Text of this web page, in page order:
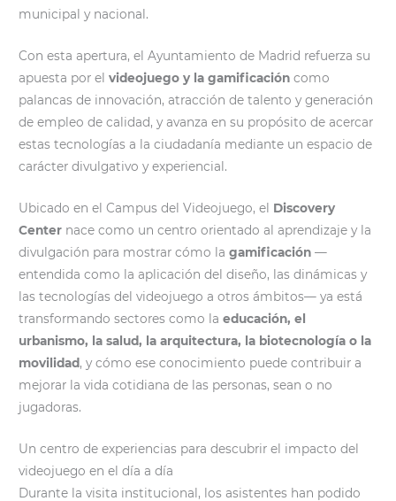
municipal y nacional.
Con esta apertura, el Ayuntamiento de Madrid refuerza su
apuesta por elvideojuego y la gamificación como
palancas de innovación, atracción de talento y generación
de empleo de calidad, y avanza en su propósito de acercar
estas tecnologías a la ciudadanía mediante un espacio de
carácter divulgativo y experiencial.
Ubicado en el Campus del Videojuego, el Discovery
Center nace como un centro orientado al aprendizaje y la
divulgación para mostrar cómo lagamificación —
entendida como la aplicación del diseño, las dinámicas y
las tecnologías del videojuego a otros ámbitos— ya está
transformando sectores como laeducación, el
urbanismo, la salud, la arquitectura, la biotecnología o la
movilidad, y cómo ese conocimiento puede contribuir a
mejorar la vida cotidiana de las personas, sean o no
jugadoras.
Un centro de experiencias para descubrir el impacto del
videojuego en el día a día
Durante la visita institucional, los asistentes han podido